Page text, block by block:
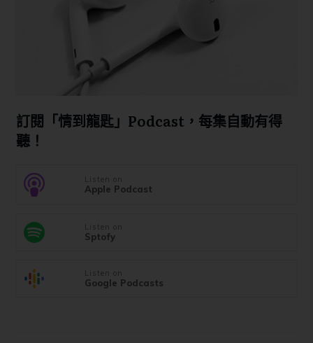
訂閱「情到龍匙」Podcast，每集自動有得
聽！
Listen on
Apple Podcast
Listen on
Sptofy
Listen on
Google Podcasts